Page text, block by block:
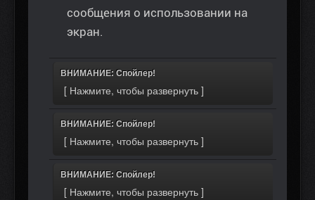
сообщения о использовании на
экран.
ВНИМАНИЕ: Спойлер!
ВНИМАНИЕ: Спойлер!
ВНИМАНИЕ: Спойлер!